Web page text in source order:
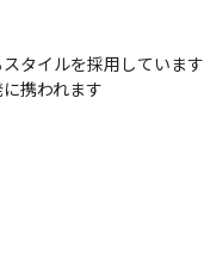
タイルを採用しています
携われます